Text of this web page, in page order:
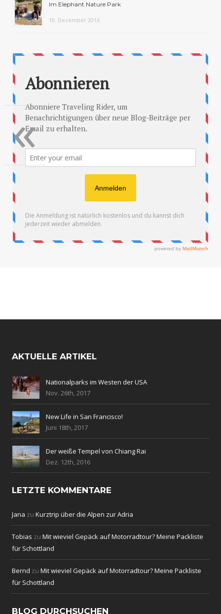
Im Elephant Nature Park
10. Dezember 2016
AKTUELLE ARTIKEL
Nationalparks im Westen der USA
Nov. 26th, 2017
New Life in San Francisco!
Juni 18th, 2017
Der weiße Tempel von Chiang Rai
Dez. 12th, 2016
LETZTE KOMMENTARE
Jana zuKurztrip über die Alpen zur Adria
Tobias zuMit wieviel Gepäck auf Motorradtour? Meine Packliste
für Schottland
Bernd zuMit wieviel Gepäck auf Motorradtour? Meine Packliste
für Schottland
BLOG DURCHSUCHEN
«